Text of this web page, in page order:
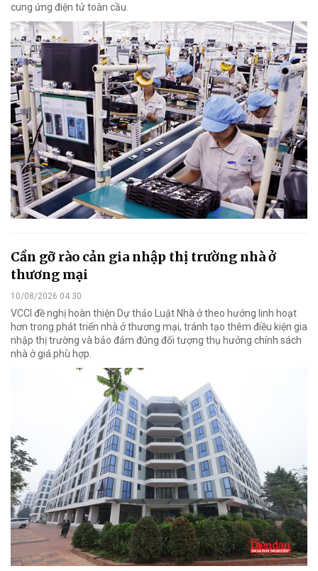
cung ứng điện tử toàn cầu.
Cần gỡ rào cản gia nhập thị trường nhà ở
thương mại
10/08/2026 04:30
VCCI đề nghị hoàn thiện Dự thảo Luật Nhà ở theo hướng linh hoạt
hơn trong phát triển nhà ở thương mại, tránh tạo thêm điều kiện gia
nhập thị trường và bảo đảm đúng đối tượng thụ hưởng chính sách
nhà ở giá phù hợp.